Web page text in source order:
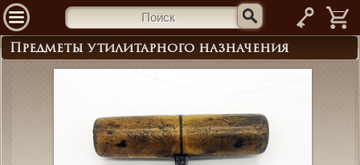
—
Предметы утилитарного назначения